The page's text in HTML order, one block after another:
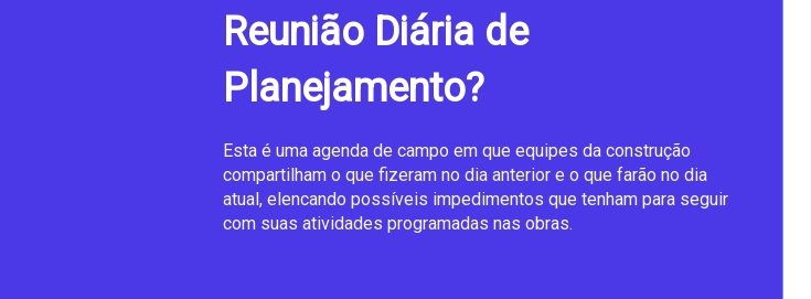
Reunião Diária de
Planejamento?
Esta é uma agenda de campo em que equipes da construção
compartilham o que fizeram no dia anterior e o que farão no dia
atual, elencando possíveis impedimentos que tenham para seguir
com suas atividades programadas nas obras.